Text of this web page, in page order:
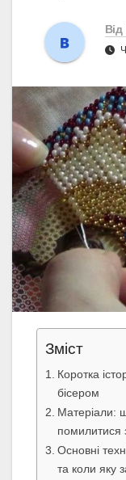
Від
Зміст
Коротка
бісером
Матеріали:
помилитися
Основні
та коли яку